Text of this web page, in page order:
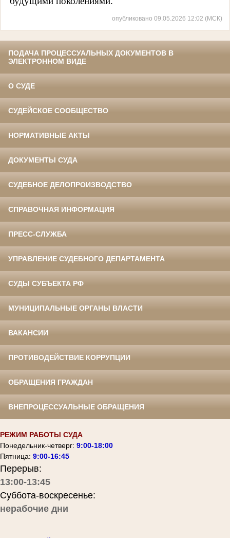
опубликовано 09.05.2026 12:02 (МСК)
ПОДАЧА ПРОЦЕССУАЛЬНЫХ ДОКУМЕНТОВ В
ЭЛЕКТРОННОМ ВИДЕ
О СУДЕ
СУДЕЙСКОЕ СООБЩЕСТВО
НОРМАТИВНЫЕ АКТЫ
ДОКУМЕНТЫ СУДА
СУДЕБНОЕ ДЕЛОПРОИЗВОДСТВО
СПРАВОЧНАЯ ИНФОРМАЦИЯ
ПРЕСС-СЛУЖБА
УПРАВЛЕНИЕ СУДЕБНОГО ДЕПАРТАМЕНТА
СУДЫ СУБЪЕКТА РФ
МУНИЦИПАЛЬНЫЕ ОРГАНЫ ВЛАСТИ
ВАКАНСИИ
ПРОТИВОДЕЙСТВИЕ КОРРУПЦИИ
ОБРАЩЕНИЯ ГРАЖДАН
ВНЕПРОЦЕССУАЛЬНЫЕ ОБРАЩЕНИЯ
РЕЖИМ РАБОТЫ СУДА
Понедельник-четверг: 9:00-18:00
Пятница: 9:00-16:45
Перерыв:
13:00-13:45
Суббота-воскресенье:
нерабочие дни